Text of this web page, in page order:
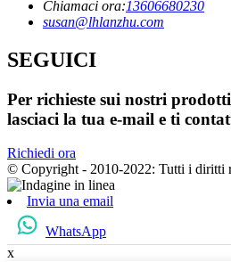
Chiamaci ora:13606680230
susan@lhlanzhu.com
SEGUICI
Per richieste sui nostri
lasciaci la tua e-mail e ti
Richiedi ora
© Copyright - 2010-2022: Tutti i diritti
Invia una email
WhatsApp
x